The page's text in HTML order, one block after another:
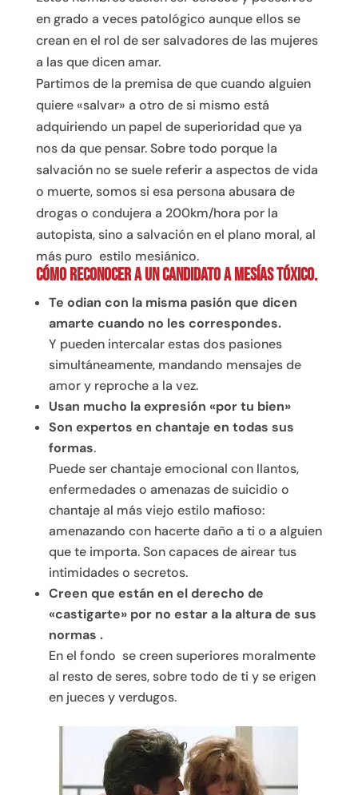
en grado a veces patológico aunque ellos se
crean en el rol de ser salvadores de las mujeres
a las que dicen amar.
Partimos de la premisa de que cuando alguien
quiere «salvar» a otro de si mismo está
adquiriendo un papel de superioridad que ya
nos da que pensar. Sobre todo porque la
salvación no se suele referir a aspectos de vida
o muerte, somos si esa persona abusara de
drogas o condujera a 200km/hora por la
autopista, sino a salvación en el plano moral, al
más puro estilo mesiánico.
Cómo reconocer a un candidato a mesías tóxico.
Te odian con la misma pasión que dicen
amarte cuando no les correspondes.
Y pueden intercalar estas dos pasiones
simultáneamente, mandando mensajes de
amor y reproche a la vez.
Usan mucho la expresión «por tu bien»
Son expertos en chantaje en todas sus
formas.
Puede ser chantaje emocional con llantos,
enfermedades o amenazas de suicidio o
chantaje al más viejo estilo mafioso:
amenazando con hacerte daño a ti o a alguien
que te importa. Son capaces de airear tus
intimidades o secretos.
Creen que están en el derecho de
«castigarte» por no estar a la altura de sus
normas .
En el fondo se creen superiores moralmente
al resto de seres, sobre todo de ti y se erigen
en jueces y verdugos.